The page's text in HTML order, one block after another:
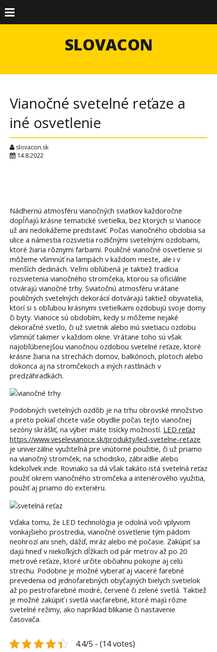
SLOVACON
Vianočné svetelné reťaze a
iné osvetlenie
slovacon.sk
14.8.2022
Nádhernú atmosféru vianočných sviatkov každoročne
dopĺňajú krásne tematické svetielka, bez ktorých si Vianoce
už ani nedokážeme predstaviť. Počas vianočného obdobia sa
ulice a námestia rozsvietia rozličnými svetelnými ozdobami,
ktoré žiaria rôznymi farbami. Pouličné vianočné osvetlenie si
môžeme všimnúť na lampách v každom meste, ale i v
menších dedinách. Veľmi obľúbená je taktiež tradícia
rozsvietenia vianočného stromčeka, ktorou sa oficiálne
otvárajú vianočné trhy. Sviatočnú atmosféru vrátane
pouličných svetelných dekorácií dotvárajú taktiež obyvatelia,
ktorí si s obľubou krásnymi svetielkami ozdobujú svoje domy
či byty. Vianoce sú obdobím, kedy si môžeme nejaké
dekoračné svetlo, či už svietnik alebo inú svietiacu ozdobu
všimnúť takmer v každom okne. Vrátane toho sú však
najobľúbenejšou vianočnou ozdobou svetelné reťaze, ktoré
krásne žiaria na strechách domov, balkónoch, plotoch alebo
dokonca aj na stromčekoch a iných rastlinách v
predzáhradkách.
Podobných svetelných ozdôb je na trhu obrovské množstvo
a preto pokiaľ chcete vaše obydlie počas tejto vianočnej
sezóny skrášliť, na výber máte tisícky možností. LED reťaz
https://www.veselevianoce.sk/produkty/led-svetelne-retaze
je univerzálne využiteľná pre vnútorné použitie, či už priamo
na vianočný stromček, na schodisko, zábradlie alebo
kdekoľvek inde. Rovnako sa dá však takáto istá svetelná reťaz
použiť okrem vianočného stromčeka a interiérového využitia,
použiť aj priamo do exteriéru.
Vďaka tomu, že LED technológia je odolná voči vplyvom
vonkajšieho prostredia, vianočné osvetlenie tým pádom
neohrozí ani sneh, dážď, mráz alebo iné počasie. Zakúpiť sa
dajú hneď v niekoľkých dĺžkach od pár metrov až po 20
metrové reťaze, ktoré určite občiahnu pokojne aj celú
strechu. Podobne je možné vyberať aj viaceré farebné
prevedenia od jednofarebných obyčajných bielych svetielok
až po pestrofarebné modré, červené či zelené svetlá. Taktiež
je možné zakúpiť i svetlá viacfarebné, ktoré majú rôzne
svetelné režimy, ako napríklad blikanie či nastavenie
časovača.
4.4/5 - (14 votes)